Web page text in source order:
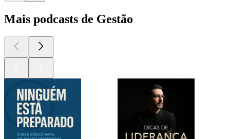
Mais podcasts de Gestão